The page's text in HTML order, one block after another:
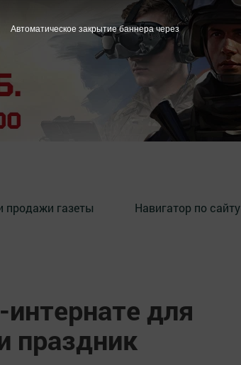
продажи газеты Навигатор по сайту
для
праздник
Автоматическое закрытие баннера через